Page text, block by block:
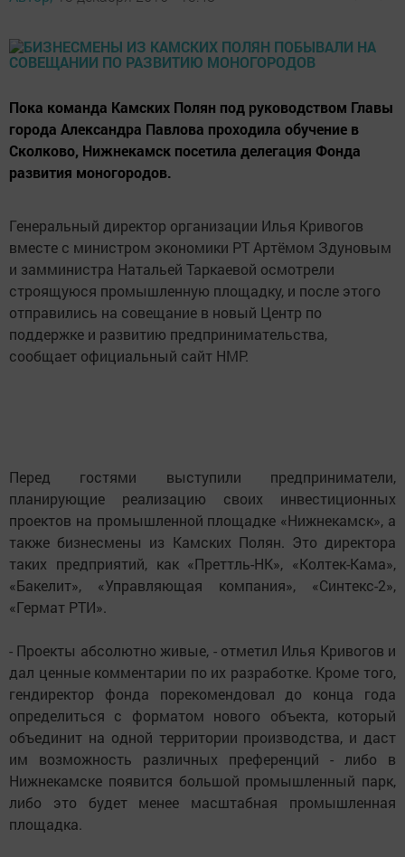
Пока команда Камских Полян под руководством Главы
города Александра Павлова проходила обучение в
Сколково, Нижнекамск посетила делегация Фонда
развития моногородов.
Генеральный директор организации Илья Кривогов
вместе с министром экономики РТ Артёмом Здуновым
и замминистра Натальей Таркаевой осмотрели
строящуюся промышленную площадку, и после этого
отправились на совещание в новый Центр по
поддержке и развитию предпринимательства,
сообщает официальный сайт НМР.
Перед гостями выступили предприниматели,
планирующие реализацию своих инвестиционных
проектов на промышленной площадке «Нижнекамск», а
также бизнесмены из Камских Полян. Это директора
таких предприятий, как «Преттль-НК», «Колтек-Кама»,
«Бакелит», «Управляющая компания», «Синтекс-2»,
«Гермат РТИ».
- Проекты абсолютно живые, - отметил Илья Кривогов и
дал ценные комментарии по их разработке. Кроме того,
гендиректор фонда порекомендовал до конца года
определиться с форматом нового объекта, который
объединит на одной территории производства, и даст
им возможность различных преференций - либо в
Нижнекамске появится большой промышленный парк,
либо это будет менее масштабная промышленная
площадка.